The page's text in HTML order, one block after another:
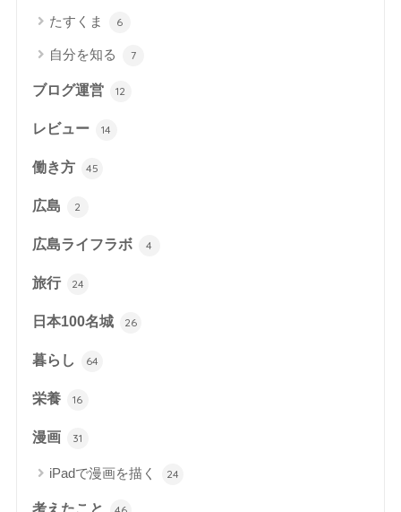
たすくま 6
自分を知る 7
ブログ運営 12
レビュー 14
働き方 45
広島 2
広島ライフラボ 4
旅行 24
日本100名城 26
暮らし 64
栄養 16
漫画 31
iPadで漫画を描く 24